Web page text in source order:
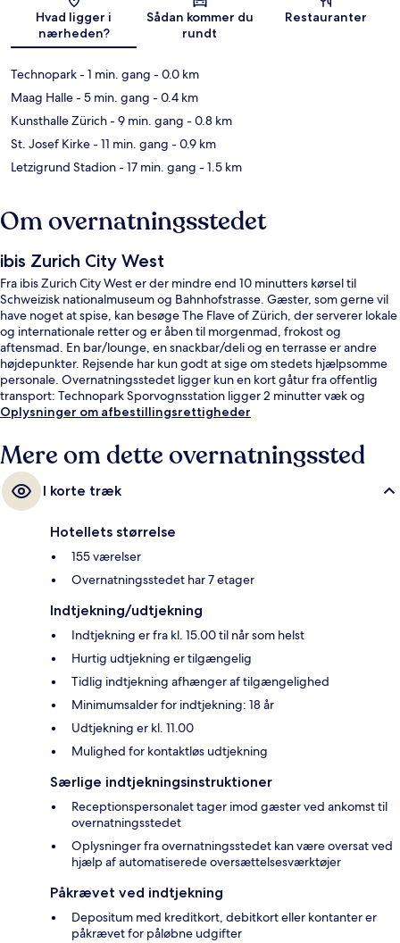
Kort
Hvad ligger i
nærheden?
Sådan kommer du
rundt
Restauranter
Technopark- 1 min. gang - 0.0 km
Maag Halle- 5 min. gang - 0.4 km
Kunsthalle Zürich- 9 min. gang - 0.8 km
St. Josef Kirke- 11 min. gang - 0.9 km
Letzigrund Stadion- 17 min. gang - 1.5 km
Om overnatningsstedet
ibis Zurich City West
Fra ibis Zurich City West er der mindre end 10 minutters kørsel til
Schweizisk nationalmuseum og Bahnhofstrasse. Gæster, som gerne vil
have noget at spise, kan besøge The Flave of Zürich, der serverer lokale
og internationale retter og er åben til morgenmad, frokost og
aftensmad. En bar/lounge, en snackbar/deli og en terrasse er andre
højdepunkter. Rejsende har kun godt at sige om stedets hjælpsomme
personale. Overnatningsstedet ligger kun en kort gåtur fra offentlig
transport: Technopark Sporvognsstation ligger 2 minutter væk og
Schiffbau Sporvognsstation ligger 3 minutter derfra.
Oplysninger om afbestillingsrettigheder
Mere om dette overnatningssted
I korte træk
Hotellets størrelse
155 værelser
Overnatningsstedet har 7 etager
Indtjekning/udtjekning
Indtjekning er fra kl. 15.00 til når som helst
Hurtig udtjekning er tilgængelig
Tidlig indtjekning afhænger af tilgængelighed
Minimumsalder for indtjekning: 18 år
Udtjekning er kl. 11.00
Mulighed for kontaktløs udtjekning
Særlige indtjekningsinstruktioner
Receptionspersonalet tager imod gæster ved ankomst til
overnatningsstedet
Oplysninger fra overnatningsstedet kan være oversat ved
hjælp af automatiserede oversættelsesværktøjer
Påkrævet ved indtjekning
Depositum med kreditkort, debitkort eller kontanter er
påkrævet for påløbne udgifter